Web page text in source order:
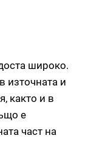
широко.
източната и
както и в
е
част на